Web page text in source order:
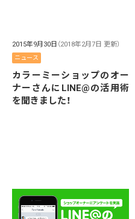
2015年9月30日 （2018年2月7日 更新）
ニュース
カラーミーショップのオー
ナーさんにLINE@の活用術
を聞きました！